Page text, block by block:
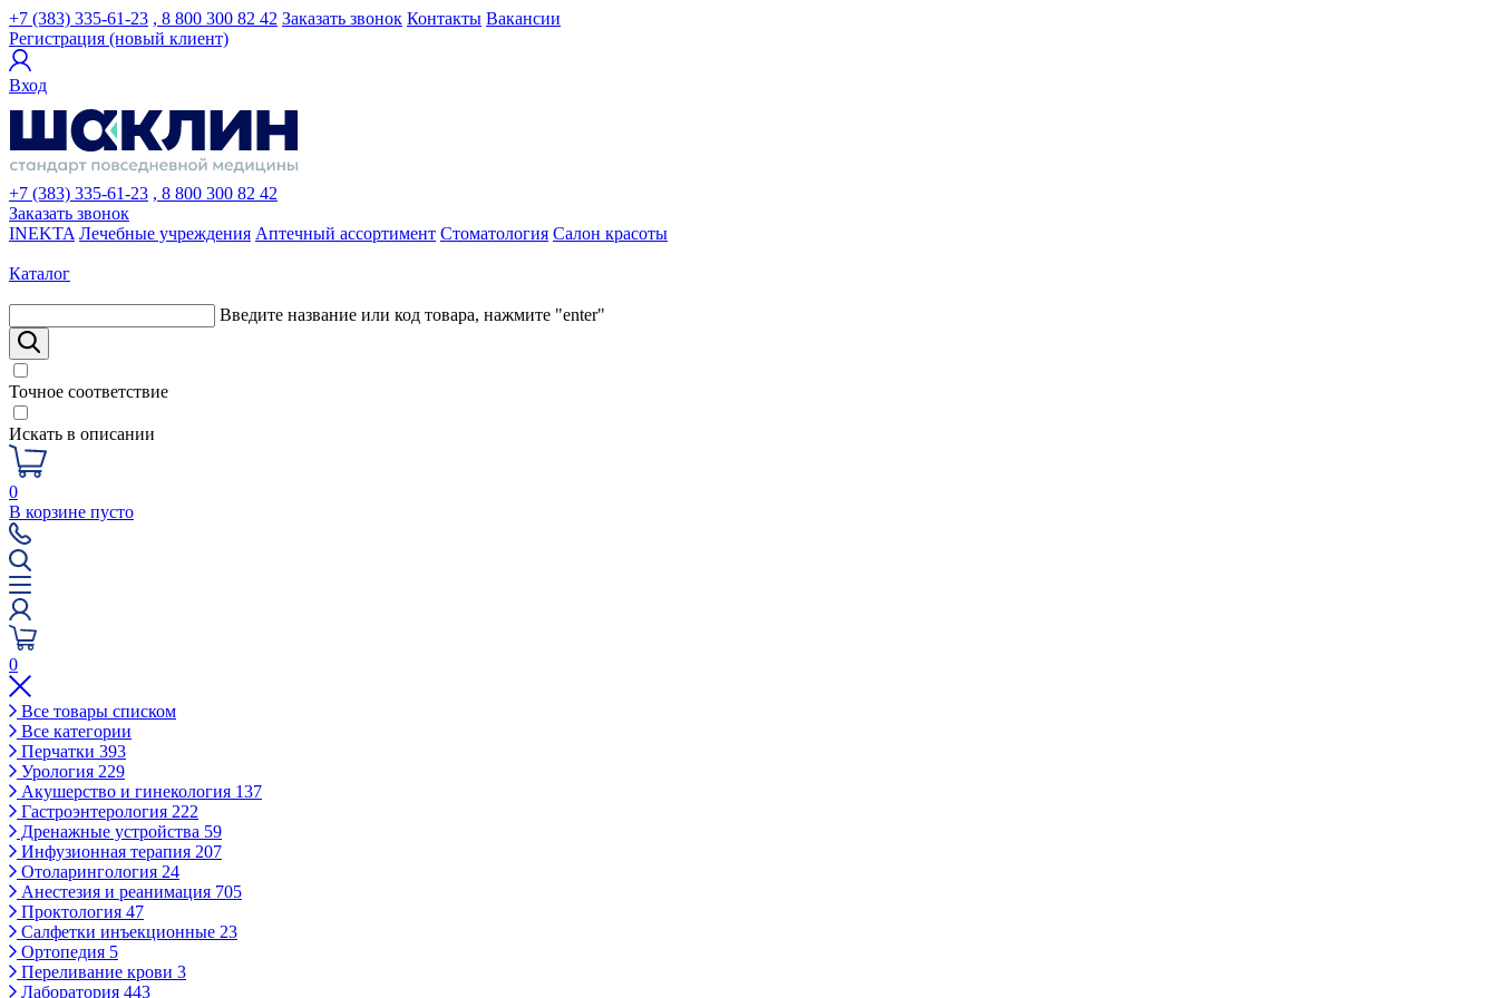
+7 (383) 335-61-23 , 8 800 300 82 42 Заказать звонок Контакты Вакансии
Регистрация (новый клиент)
Вход
+7 (383) 335-61-23 , 8 800 300 82 42
Заказать звонок
INEKTA Лечебные учреждения Аптечный ассортимент Стоматология Салон красоты
Каталог
Введите название или код товара, нажмите "enter"
Точное соответствие
Искать в описании
0
В корзине пусто
0
Все товары списком
Все категории
Перчатки 393
Урология 229
Акушерство и гинекология 137
Гастроэнтерология 222
Дренажные устройства 59
Инфузионная терапия 207
Отоларингология 24
Анестезия и реанимация 705
Проктология 47
Салфетки инъекционные 23
Ортопедия 5
Переливание крови 3
Лаборатория 443